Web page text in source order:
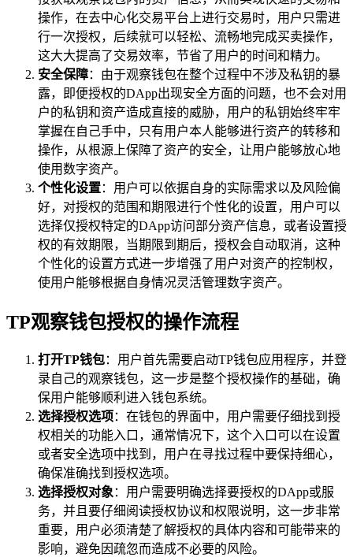
操作，在去中心化交易平台上进行交易时，用户只需进
行一次授权，后续就可以轻松、流畅地完成买卖操作，
这大大提高了交易效率，节省了用户的时间和精力。
安全保障：由于观察钱包在整个过程中不涉及私钥的暴
露，即便授权的DApp出现安全方面的问题，也不会对用
户的私钥和资产造成直接的威胁，用户的私钥始终牢牢
掌握在自己手中，只有用户本人能够进行资产的转移和
操作，从根源上保障了资产的安全，让用户能够放心地
使用数字资产。
个性化设置：用户可以依据自身的实际需求以及风险偏
好，对授权的范围和期限进行个性化的设置，用户可以
选择仅授权特定的DApp访问部分资产信息，或者设置授
权的有效期限，当期限到期后，授权会自动取消，这种
个性化的设置方式进一步增强了用户对资产的控制权，
使用户能够根据自身情况灵活管理数字资产。
TP观察钱包授权的操作流程
打开TP钱包：用户首先需要启动TP钱包应用程序，并登
录自己的观察钱包，这一步是整个授权操作的基础，确
保用户能够顺利进入钱包系统。
选择授权选项：在钱包的界面中，用户需要仔细找到授
权相关的功能入口，通常情况下，这个入口可以在设置
或者安全选项中找到，用户在寻找过程中要保持细心，
确保准确找到授权选项。
选择授权对象：用户需要明确选择要授权的DApp或服
务，并且要仔细阅读授权协议和权限说明，这一步非常
重要，用户必须清楚了解授权的具体内容和可能带来的
影响，避免因疏忽而造成不必要的风险。